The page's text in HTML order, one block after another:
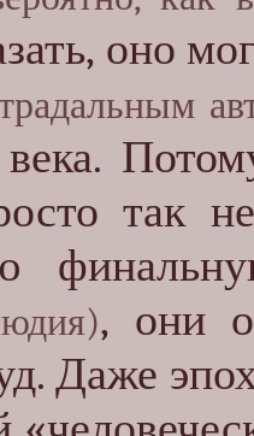
оно
так
, они
Даже